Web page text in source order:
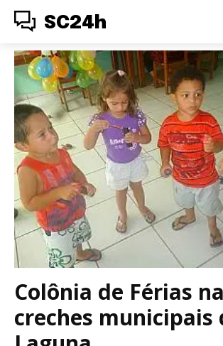
SC24h
Colônia de Férias
creches municipais